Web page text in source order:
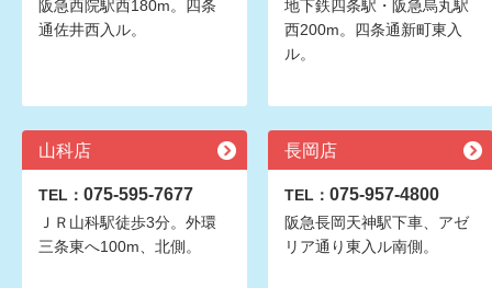
阪急西院駅西180m。四条
通佐井西入ル。
地下鉄四条駅・阪急烏丸駅
西200m。四条通新町東入
ル。
山科店
TEL： 075-595-7677
ＪＲ山科駅徒歩3分。外環
三条東へ100m、北側。
長岡店
TEL： 075-957-4800
阪急長岡天神駅下車、アゼ
リア通り東入ル南側。